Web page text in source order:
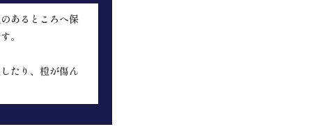
あるところへ保
。
たり、橙が傷ん